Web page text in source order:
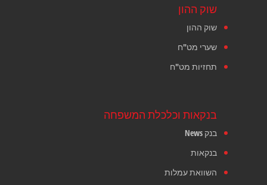
שוק ההון
שוק ההון
שערי מט"ח
תחזיות מט"ח
בנקאות וכלכלת המשפחה
בנק News
בנקאות
השוואת עמלות